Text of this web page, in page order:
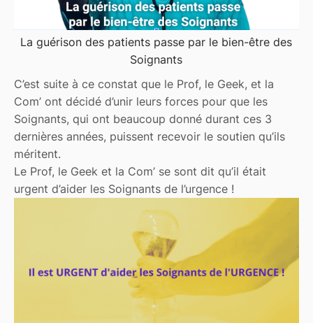
La guérison des patients passe par le bien-être des
Soignants
C’est suite à ce constat que le Prof, le Geek, et la
Com’ ont décidé d’unir leurs forces pour que les
Soignants, qui ont beaucoup donné durant ces 3
dernières années, puissent recevoir le soutien qu’ils
méritent.
Le Prof, le Geek et la Com’ se sont dit qu’il était
urgent d’aider les Soignants de l’urgence !